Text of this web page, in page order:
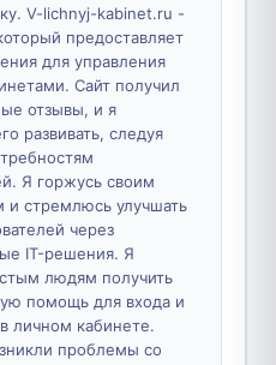
V-lichnyj-kabinet.ru -
предоставляет
для управления
Сайт получил
отзывы, и я
развивать, следуя
Я горжусь своим
и стремлюсь улучшать
через
IT-решения. Я
людям получить
помощь для входа и
личном кабинете.
проблемы со